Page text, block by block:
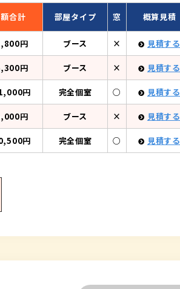
合計 部屋タイプ 窓 概算見積
円 ブース × 見積する
円 ブース × 見積する
円 完全個室 ○ 見積する
円 ブース × 見積する
円 完全個室 ○ 見積する